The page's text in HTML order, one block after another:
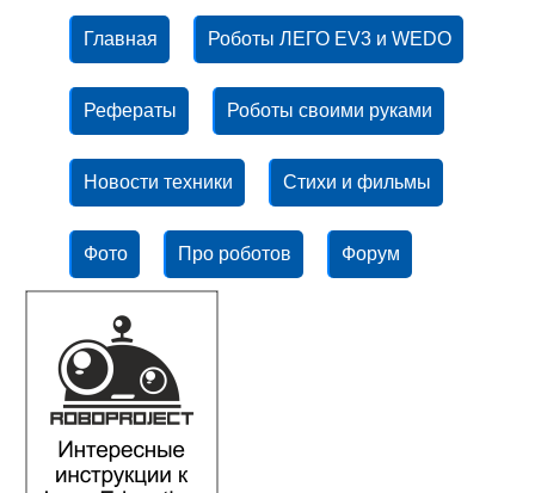
Главная Роботы ЛЕГО EV3 и WEDO
Рефераты Роботы своими руками
Новости техники Стихи и фильмы
Фото Про роботов Форум